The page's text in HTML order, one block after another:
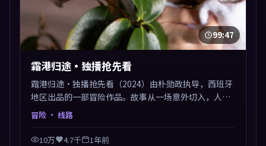
99:47
霜港归途·独播抢先看
霜港归途·独播抢先看（2024）由朴勋政执导，西班牙
地区出品的一部冒险作品。故事从一场意外切入，人物
在道德与生存之间反复摇摆，叙事层层推进，情绪克制
而有力。主演阵容以生活化表演见长，对手戏火花四
溅。
冒险 · 线路
10万 4.7千 1年前